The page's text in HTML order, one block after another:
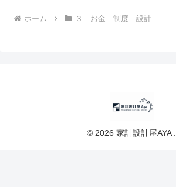
ホーム ３ お金 制度 設計
© 2026 家計設計屋AYA .